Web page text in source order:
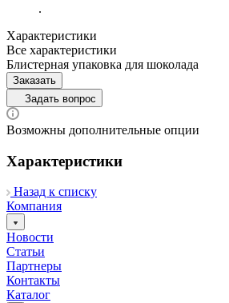
.
Характеристики
Все характеристики
Блистерная упаковка для шоколада
Заказать
Задать вопрос
Возможны дополнительные опции
Характеристики
Назад к списку
Компания
Новости
Статьи
Партнеры
Контакты
Каталог